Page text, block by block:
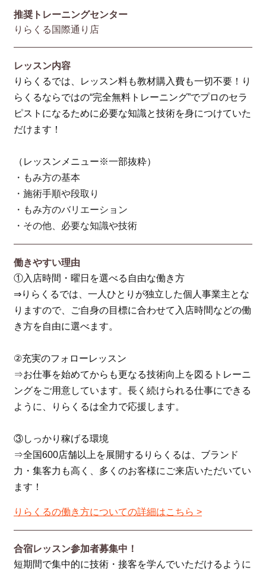
推奨トレーニングセンター
りらくる国際通り店
レッスン内容
りらくるでは、レッスン料も教材購入費も一切不要！り
らくるならではの“完全無料トレーニング”でプロのセラ
ピストになるために必要な知識と技術を身につけていた
だけます！
（レッスンメニュー※一部抜粋）
・もみ方の基本
・施術手順や段取り
・もみ方のバリエーション
・その他、必要な知識や技術
働きやすい理由
①入店時間・曜日を選べる自由な働き方
⇒りらくるでは、一人ひとりが独立した個人事業主とな
りますので、ご自身の目標に合わせて入店時間などの働
き方を自由に選べます。
②充実のフォローレッスン
⇒お仕事を始めてからも更なる技術向上を図るトレーニ
ングをご用意しています。長く続けられる仕事にできる
ように、りらくるは全力で応援します。
③しっかり稼げる環境
⇒全国600店舗以上を展開するりらくるは、ブランド
力・集客力も高く、多くのお客様にご来店いただいてい
ます！
りらくるの働き方についての詳細はこちら >
合宿レッスン参加者募集中！
短期間で集中的に技術・接客を学んでいただけるように